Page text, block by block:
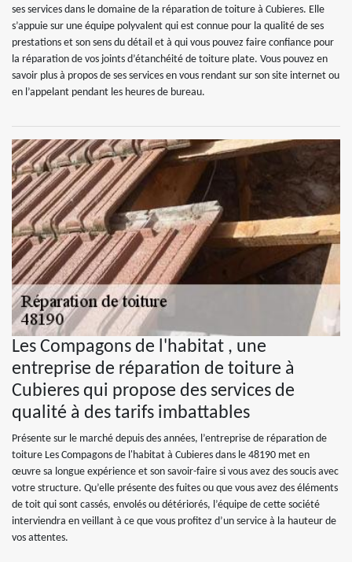
ses services dans le domaine de la réparation de toiture à Cubieres. Elle
s’appuie sur une équipe polyvalent qui est connue pour la qualité de ses
prestations et son sens du détail et à qui vous pouvez faire confiance pour
la réparation de vos joints d’étanchéité de toiture plate. Vous pouvez en
savoir plus à propos de ses services en vous rendant sur son site internet ou
en l’appelant pendant les heures de bureau.
Les Compagons de l'habitat , une
entreprise de réparation de toiture à
Cubieres qui propose des services de
qualité à des tarifs imbattables
Présente sur le marché depuis des années, l’entreprise de réparation de
toiture Les Compagons de l'habitat à Cubieres dans le 48190 met en
œuvre sa longue expérience et son savoir-faire si vous avez des soucis avec
votre structure. Qu’elle présente des fuites ou que vous avez des éléments
de toit qui sont cassés, envolés ou détériorés, l’équipe de cette société
interviendra en veillant à ce que vous profitez d’un service à la hauteur de
vos attentes.